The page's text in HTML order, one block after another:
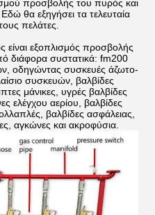
προσβολής του πυρός και
θα εξηγήσει τα τελευταία
πελάτες.
είναι εξοπλισμός προσβολής
διάφορα συστατικά: fm200
οδηγώντας συσκευές άζωτο-
συσκευών, βαλβίδες
μάνικες, υγρές βαλβίδες
ελέγχου αερίου, βαλβίδες
βαλβίδες ασφάλειας,
αγκώνες και ακροφύσια.